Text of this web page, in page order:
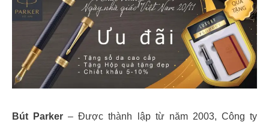
Bút Parker – Được thành lập từ năm 2003, Công ty